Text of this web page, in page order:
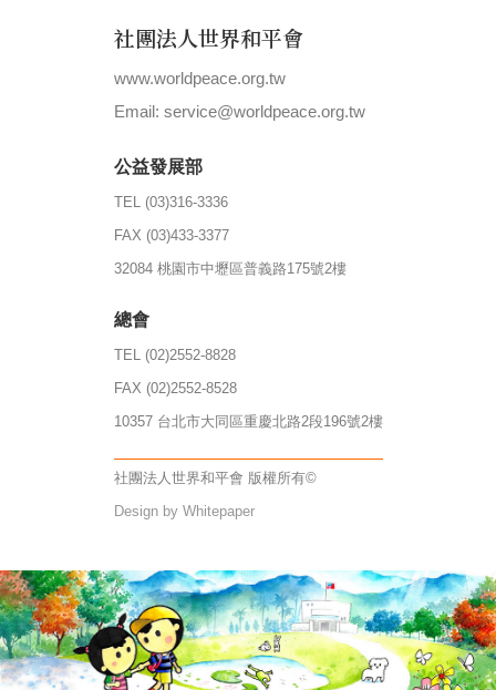
社團法人世界和平會
www.worldpeace.org.tw
Email: service@worldpeace.org.tw
公益發展部
TEL (03)316-3336
FAX (03)433-3377
32084 桃園市中壢區普義路175號2樓
總會
TEL (02)2552-8828
FAX (02)2552-8528
10357 台北市大同區重慶北路2段196號2樓
社團法人世界和平會 版權所有©
Design by Whitepaper